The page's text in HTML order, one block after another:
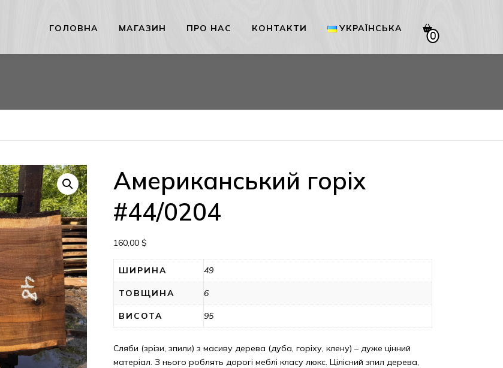
ГОЛОВНА МАГАЗИН ПРО НАС КОНТАКТИ УКРАЇНСЬКА
0
Американський горіх
#44/0204
160,00$
ШИРИНА 49
ТОВЩИНА 6
ВИСОТА 95
Сляби (зрізи, зпили) з масиву дерева (дуба, горіху, клену) – дуже цінний
матеріал. З нього роблять дорогі меблі класу люкс. Цілісний зпил дерева,